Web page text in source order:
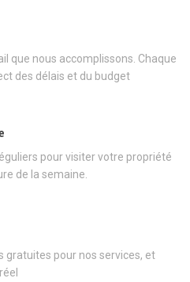
que nous accomplissons. Chaque
des délais et du budget
pour visiter votre propriété
de la semaine.
gratuites pour nos services, et